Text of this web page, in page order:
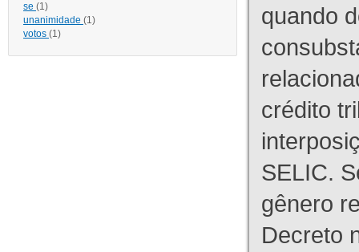
se (1)
unanimidade (1)
votos (1)
quando
crédito
SELIC.
gênero
Decreto